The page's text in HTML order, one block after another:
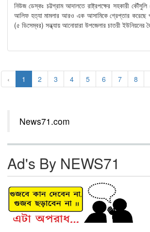
নিউজ ডেস্কঃ চট্টগ্রাম আদালতে রাষ্ট্রপক্ষের সহকারী
আলিফ হত্যা মামলার আরও এক আসামিকে গ্রেপ্তার
(৫ ডিসেম্বর) সন্ধ্যায় আনোয়ারা উপজেলার চাতরী ইউনিয়নের
‹ 1 2 3 4 5 6 7 8
News71.com
Ad's By NEWS71